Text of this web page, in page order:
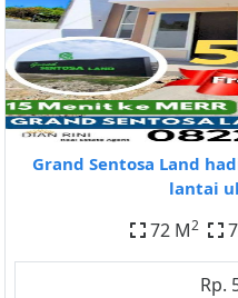
Grand Sentosa Land
lantai
72 M2
Rp.